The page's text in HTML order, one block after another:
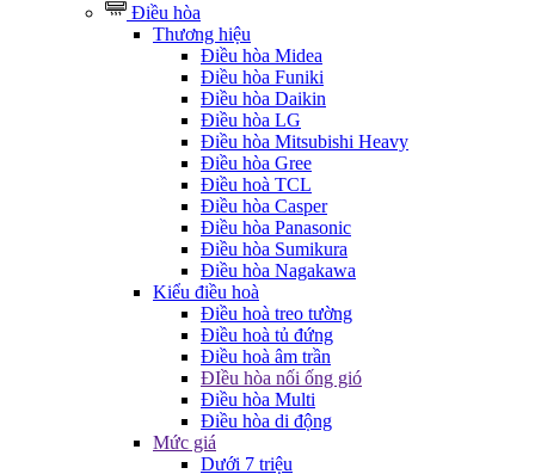
Điều hòa
Thương hiệu
Điều hòa Midea
Điều hòa Funiki
Điều hòa Daikin
Điều hòa LG
Điều hòa Mitsubishi Heavy
Điều hòa Gree
Điều hoà TCL
Điều hòa Casper
Điều hòa Panasonic
Điều hòa Sumikura
Điều hòa Nagakawa
Kiểu điều hoà
Điều hoà treo tường
Điều hoà tủ đứng
Điều hoà âm trần
ĐIều hòa nối ống gió
Điều hòa Multi
Điều hòa di động
Mức giá
Dưới 7 triệu